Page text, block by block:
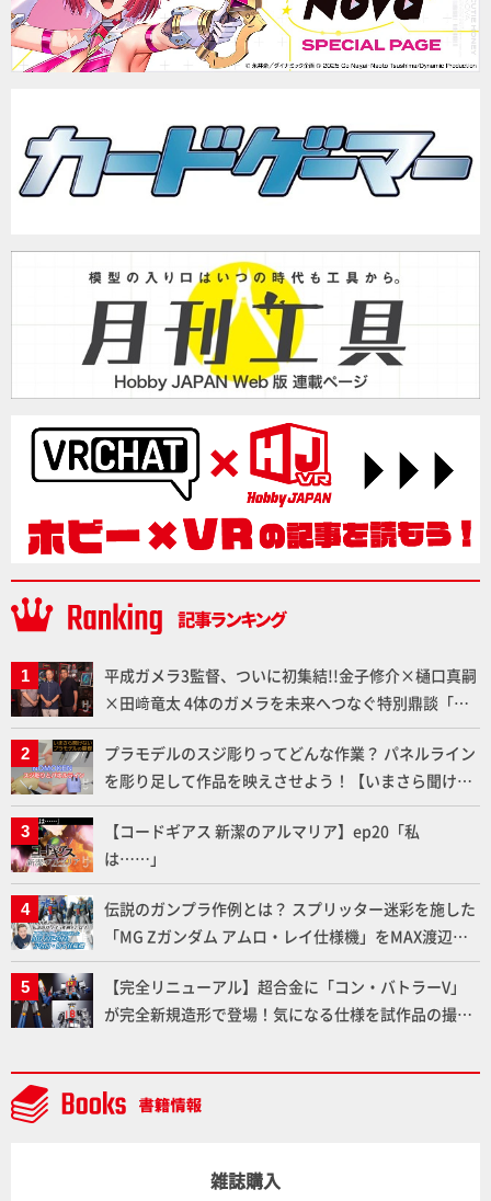
平成ガメラ3監督、ついに初集結!!金子修介×樋口真嗣
×田﨑竜太 4体のガメラを未来へつなぐ特別鼎談「ガ
メラ永久保存化プロジェクト FINAL」
プラモデルのスジ彫りってどんな作業？ パネルライン
を彫り足して作品を映えさせよう！【いまさら聞けな
いプラモデルの基礎：スジ彫りとパネルライン】
【コードギアス 新潔のアルマリア】ep20「私
は……」
伝説のガンプラ作例とは？ スプリッター迷彩を施した
「MG Zガンダム アムロ・レイ仕様機」をMAX渡辺が
ふたたび塗る!!【試し読み】
【完全リニューアル】超合金に「コン・バトラーV」
が完全新規造形で登場！気になる仕様を試作品の撮り
ト」セット情報もお届け！【超合金の魂】
雑誌購入